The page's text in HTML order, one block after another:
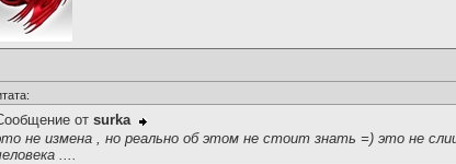
от surka
не измена , но реально об этом не стоит знать =) это не
....